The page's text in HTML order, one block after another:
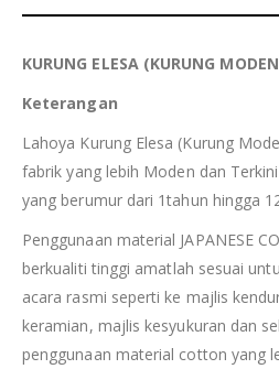
KURUNG ELESA (KURUNG
Keterangan
Lahoya Kurung Elesa (Kurung
fabrik yang lebih Moden dan
yang berumur dari 1tahun hingga
Penggunaan material JAPANESE
berkualiti tinggi amatlah sesuai
acara rasmi seperti ke majlis
keramian, majlis kesyukuran dan
penggunaan material cotton yang